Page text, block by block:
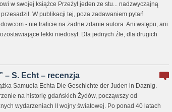
w swojej książce Przeżył jeden ze stu... nadzwyczajną
W publikacji tej, poza zadawaniem pytań
- nie traficie na żadne zdanie autora. Ani wstępu, ani
lekki niedosyt. Dla jednych źle, dla drugich
– S. Echt – recenzja
Samuela Echta Die Geschichte der Juden in Daznig.
na historię gdańskich Żydów, począwszy od
wydarzeniach II wojny światowej. Po ponad 40 latach